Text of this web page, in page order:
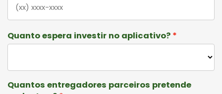
Quanto espera investir no aplicativo?
Quantos entregadores parceiros pretende